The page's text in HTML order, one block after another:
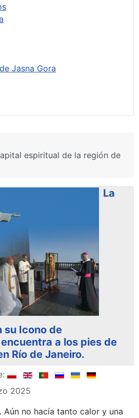
Jasna Gora
espiritual de la región de
La
su Icono de
a los pies de
Río de Janeiro.
2025
Aún no hacía tanto calor y una